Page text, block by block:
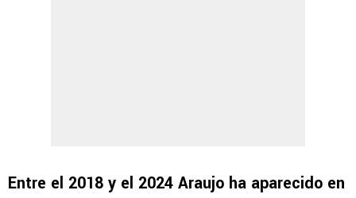
Entre el 2018 y el 2024 Araujo ha aparecido en